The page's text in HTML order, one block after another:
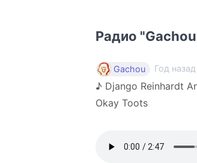
Радио
Gachou Год назад
♪ Django Reinhardt
Okay Toots